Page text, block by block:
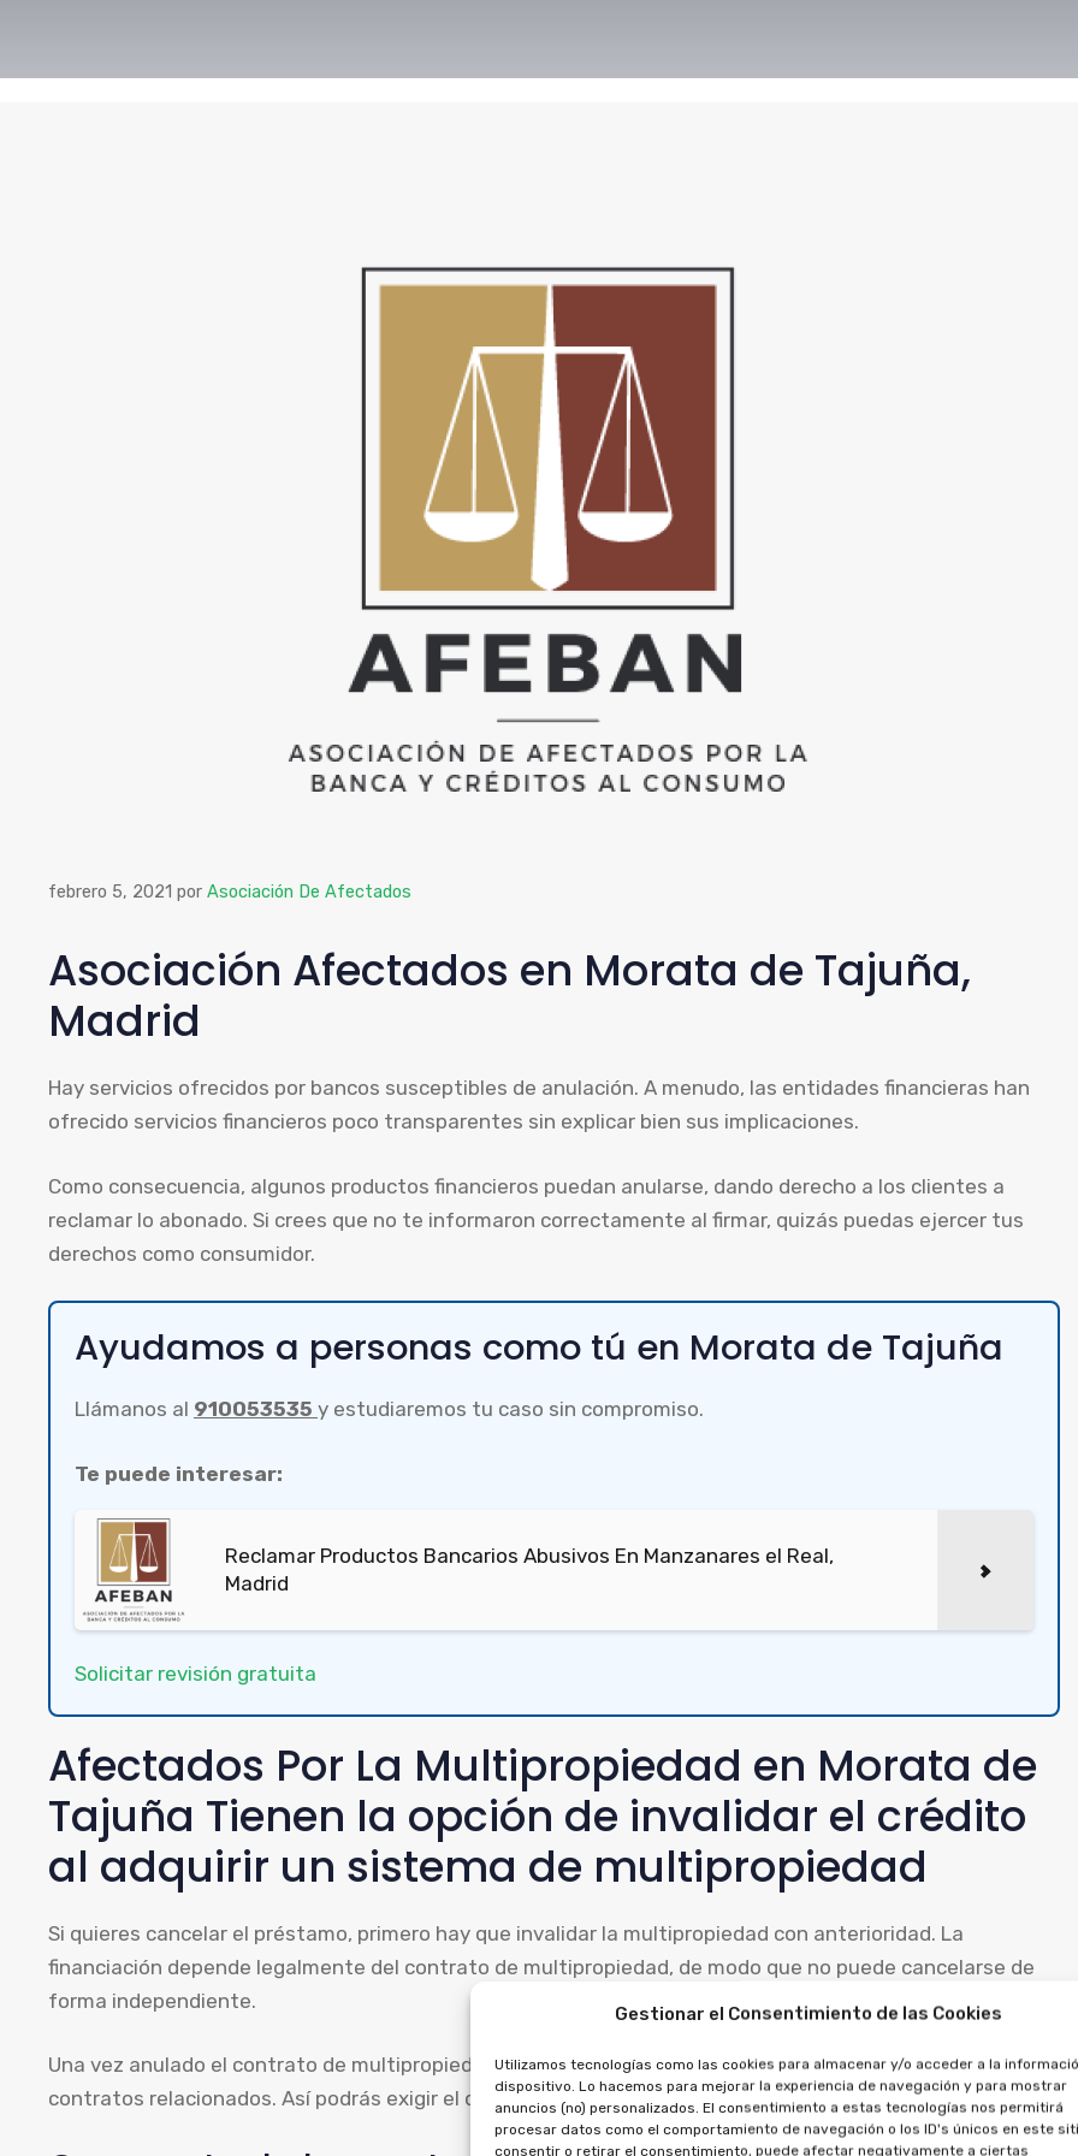
Gestionar el Consentimiento de las Cookies
Utilizamos tecnologías como las cookies para almacenar y/o acceder a la
dispositivo. Lo hacemos para mejorar la experiencia de navegación y para mostrar
anuncios (no) personalizados. El consentimiento a estas tecnologías nos permitirá
procesar datos como el comportamiento de navegación o los ID's únicos en este
consentir o retirar el consentimiento, puede afectar negativamente a ciertas
febrero 5, 2021 por Asociación De Afectados
Asociación Afectados en Morata de Tajuña,
Madrid
Hay servicios ofrecidos por bancos susceptibles de anulación. A menudo, las entidades financieras han
ofrecido servicios financieros poco transparentes sin explicar bien sus implicaciones.
Como consecuencia, algunos productos financieros puedan anularse, dando derecho a los clientes a
reclamar lo abonado. Si crees que no te informaron correctamente al firmar, quizás puedas ejercer tus
derechos como consumidor.
Ayudamos a personas como tú en Morata de Tajuña
Llámanos al 910053535 y estudiaremos tu caso sin compromiso.
Te puede interesar:
Reclamar Productos Bancarios Abusivos En Manzanares el Real,
Madrid
Solicitar revisión gratuita
Afectados Por La Multipropiedad en Morata de
Tajuña Tienen la opción de invalidar el crédito
al adquirir un sistema de multipropiedad
Si quieres cancelar el préstamo, primero hay que invalidar la multipropiedad con anterioridad. La
financiación depende legalmente del contrato de multipropiedad, de modo que no puede cancelarse de
forma independiente.
Una vez anulado el contrato de multipropiedad, puedes pedir que se cancele el préstamo, al tratarse de
contratos relacionados. Así podrás exigir el dinero abonado, por ambos contratos.